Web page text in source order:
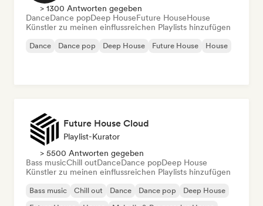
> 1300 Antworten gegeben
DanceDance popDeep HouseFuture HouseHouse
Künstler zu meinen einflussreichen Playlists hinzufügen
Dance Dance pop Deep House Future House House
Future House Cloud
Playlist-Kurator
> 5500 Antworten gegeben
Bass musicChill outDanceDance popDeep House
Künstler zu meinen einflussreichen Playlists hinzufügen
Bass music Chill out Dance Dance pop
Deep House